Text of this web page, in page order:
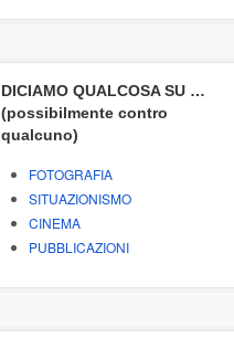
DICIAMO QUALCOSA SU …
(possibilmente contro
qualcuno)
FOTOGRAFIA
SITUAZIONISMO
CINEMA
PUBBLICAZIONI